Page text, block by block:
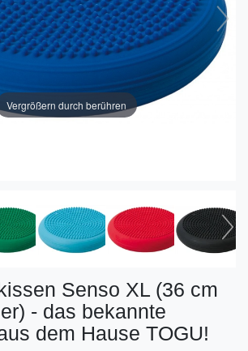
Vergrößern durch berühren
Senso XL (36 cm
- das bekannte
dem Hause TOGU!